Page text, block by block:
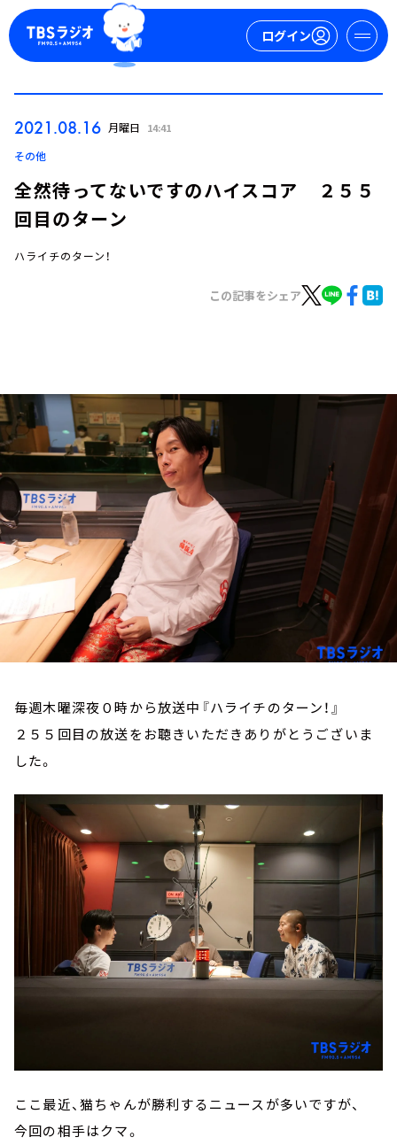
ログイン
お知らせ
イベント・グッズ
YouTube
会社情報
2021.08.16 月曜日 14:41
その他
全然待ってないですのハイスコア ２５５
回目のターン
ハライチのターン！
この記事をシェア
毎週木曜深夜０時から放送中『ハライチのターン！』
２５５回目の放送をお聴きいただきありがとうございま
した。
ここ最近、猫ちゃんが勝利するニュースが多いですが、
今回の相手はクマ。